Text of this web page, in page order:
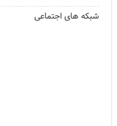
شبکه های اجتماعی